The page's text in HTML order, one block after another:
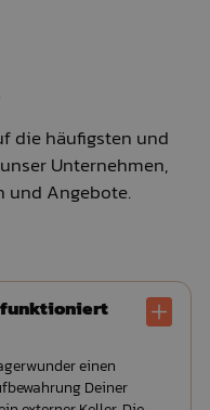
die häufigsten und
Unternehmen,
und Angebote.
funktioniert
einen
Deiner